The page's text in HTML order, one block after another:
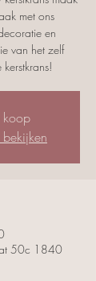
met ons
en
van het zelf
koop
50c 1840